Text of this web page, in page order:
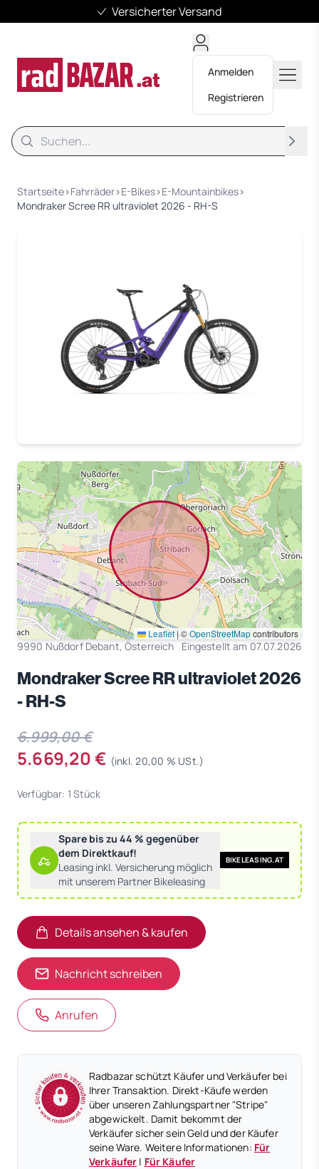
Versicherter Versand
Anmelden
Registrieren
Suche
Startseite›Fahrräder›E-Bikes›E-Mountainbikes›
Mondraker Scree RR ultraviolet 2026 - RH-S
Leaflet|©OpenStreetMapcontributors
9990 Nußdorf Debant, Österreich Eingestellt am 07.07.2026
Mondraker Scree RR ultraviolet 2026
- RH-S
6.999,00 €
5.669,20 € (inkl. 20,00 % USt.)
Verfügbar: 1 Stück
Spare bis zu 44 % gegenüber
dem Direktkauf!
Leasing inkl. Versicherung möglich
mit unserem Partner Bikeleasing
BIKELEASING.AT
Details ansehen & kaufen
(öffnet in neuem Tab)
(öffnet in neuem Tab)
Nachricht schreiben
Anrufen
Radbazar schützt Käufer und Verkäufer bei
Ihrer Transaktion. Direkt-Käufe werden
über unseren Zahlungspartner "Stripe"
abgewickelt. Damit bekommt der
Verkäufer sicher sein Geld und der Käufer
seine Ware. Weitere Informationen: Für
Verkäufer | Für Käufer